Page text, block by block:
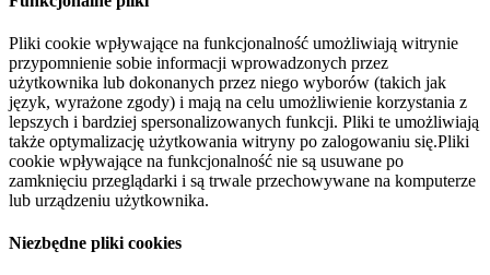
Pliki cookie wpływające na funkcjonalność umożliwiają witrynie
przypomnienie sobie informacji wprowadzonych przez
użytkownika lub dokonanych przez niego wyborów (takich jak
język, wyrażone zgody) i mają na celu umożliwienie korzystania z
lepszych i bardziej spersonalizowanych funkcji. Pliki te umożliwiają
także optymalizację użytkowania witryny po zalogowaniu się.Pliki
cookie wpływające na funkcjonalność nie są usuwane po
zamknięciu przeglądarki i są trwale przechowywane na komputerze
lub urządzeniu użytkownika.
Niezbędne pliki cookies